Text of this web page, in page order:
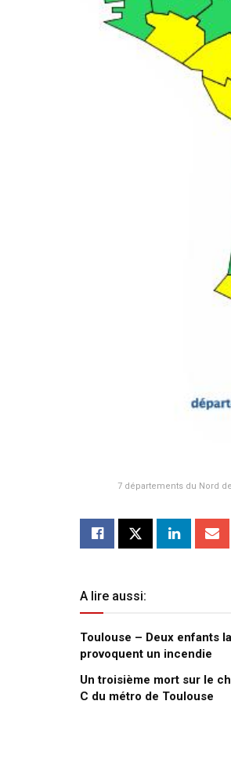
7 départements du Nord
A lire aussi:
Toulouse – Deux enfants
provoquent un incendie
Un troisième mort sur le
C du métro de Toulouse